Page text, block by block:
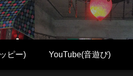
ピー) YouTube(音遊び)